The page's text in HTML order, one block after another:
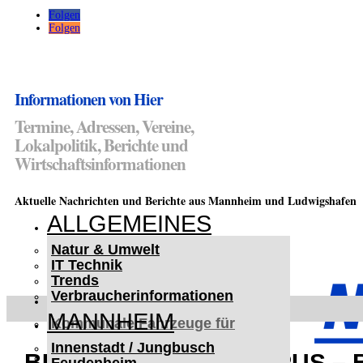
Folgen
Folgen
Informationen von Hier
Termine, Adressen, Vereine,
Lokalpolitik, Berichte und
Wirtschaftsinformationen
Aktuelle Nachrichten und Berichte aus Mannheim und Ludwigshafen
ALLGEMEINES
Natur & Umwelt
IT Technik
Trends
Verbraucherinformationen
MANNHEIM
Innenstadt / Jungbusch
< UKRAINE >
Kommunale Fahrzeuge für
Czernowitz
Nutzfahrzeuge für Czernowitz